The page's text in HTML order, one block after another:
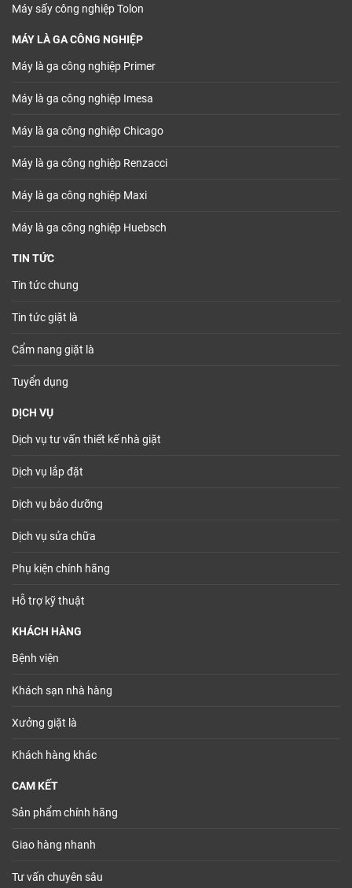
Máy sấy công nghiệp Tolon
MÁY LÀ GA CÔNG NGHIỆP
Máy là ga công nghiệp Primer
Máy là ga công nghiệp Imesa
Máy là ga công nghiệp Chicago
Máy là ga công nghiệp Renzacci
Máy là ga công nghiệp Maxi
Máy là ga công nghiệp Huebsch
TIN TỨC
Tin tức chung
Tin tức giặt là
Cẩm nang giặt là
Tuyển dụng
DỊCH VỤ
Dịch vụ tư vấn thiết kế nhà giặt
Dịch vụ lắp đặt
Dịch vụ bảo dưỡng
Dịch vụ sửa chữa
Phụ kiện chính hãng
Hỗ trợ kỹ thuật
KHÁCH HÀNG
Bệnh viện
Khách sạn nhà hàng
Xưởng giặt là
Khách hàng khác
CAM KẾT
Sản phẩm chính hãng
Giao hàng nhanh
Tư vấn chuyên sâu